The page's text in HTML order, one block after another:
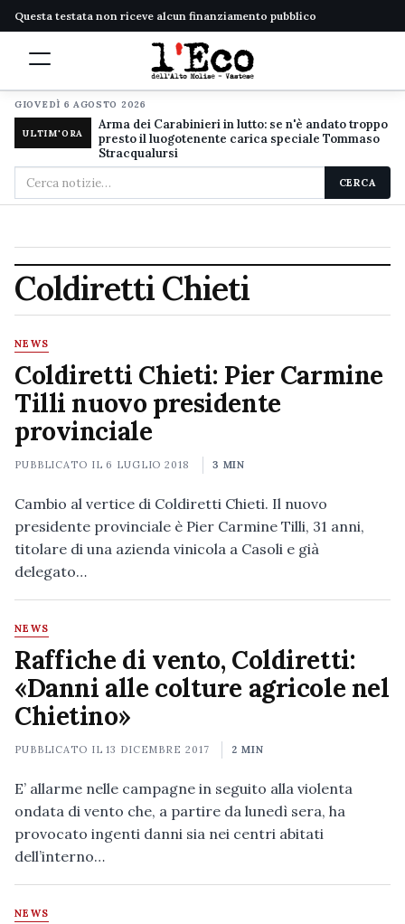
Questa testata non riceve alcun finanziamento pubblico
GIOVEDÌ 6 AGOSTO 2026
ULTIM'ORA
Arma dei Carabinieri in lutto: se n'è andato troppo
presto il luogotenente carica speciale Tommaso
Stracqualursi
Cerca
nel
CERCA
Coldiretti Chieti
NEWS
Coldiretti Chieti: Pier Carmine
Tilli nuovo presidente
provinciale
PUBBLICATO IL 6 LUGLIO 2018 3 MIN
Cambio al vertice di Coldiretti Chieti. Il nuovo
presidente provinciale è Pier Carmine Tilli, 31 anni,
titolare di una azienda vinicola a Casoli e già
delegato…
NEWS
Raffiche di vento, Coldiretti:
«Danni alle colture agricole nel
Chietino»
PUBBLICATO IL13 DICEMBRE 2017 2 MIN
E’ allarme nelle campagne in seguito alla violenta
ondata di vento che, a partire da lunedì sera, ha
provocato ingenti danni sia nei centri abitati
dell’interno…
NEWS